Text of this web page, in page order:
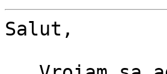
Salut,